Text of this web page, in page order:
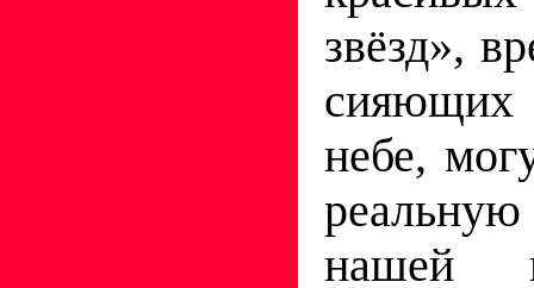
звёзд»,
небе,
нашей